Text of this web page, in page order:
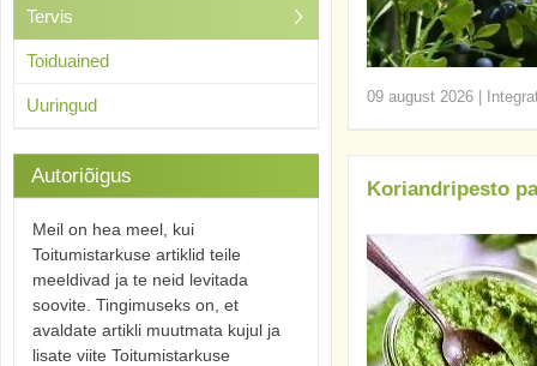
09 august 2026
Koriandripesto
Tervis
Toiduained
Uuringud
Autoriõigus
Meil on hea meel, kui
Toitumistarkuse artiklid teile
meeldivad ja te neid levitada
soovite. Tingimuseks on, et
avaldate artikli muutmata kujul ja
lisate viite Toitumistarkuse